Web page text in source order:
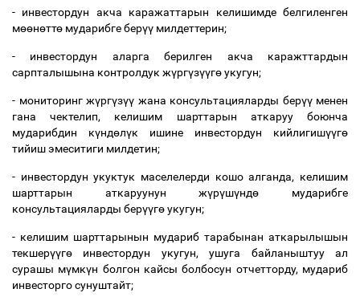
- инвестордун акча каражаттарын келишимде белгиленген
мөөнөттө мударибгеберүү милдеттерин;
- инвестордун аларга берилген акча
каражттардын
сарпталышына контролдук жүргүзүүгөукугун;
- мониторинг жүргүзүү жана консультацияларды берүү менен
гана
чектелип, келишим шарттарын аткаруу
боюнча
мударибдин
күндөлүк ишине инвестордун кийлигишүүгө
тийишэмеситиги милдетин;
- инвестордун укуктук маселелерди кошо алганда, келишим
шарттарын
аткаруунун жүрүшүндө
мударибге
консультацияларды берүүгөукугун;
- келишим шарттарынын мудариб тарабынан аткарылышын
текшерүүгө инвестордун укугун,ушуга байланыштуу
ал
сурашы мүмкүн болгон кайсы болбосун отчетторду, мудариб
инвесторгосунуштайт;